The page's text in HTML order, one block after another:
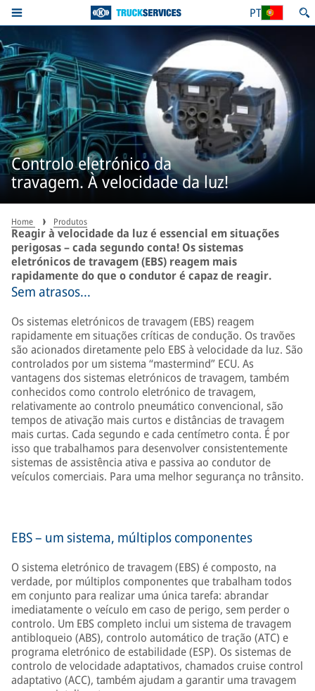
PT
Controlo eletrónico da
travagem. À velocidade da luz!
Home Produtos
Reagir à velocidade da luz é essencial em situações
perigosas – cada segundo conta! Os sistemas
eletrónicos de travagem (EBS) reagem mais
rapidamente do que o condutor é capaz de reagir.
Sem atrasos...
Os sistemas eletrónicos de travagem (EBS) reagem
rapidamente em situações críticas de condução. Os travões
são acionados diretamente pelo EBS à velocidade da luz. São
controlados por um sistema “mastermind” ECU. As
vantagens dos sistemas eletrónicos de travagem, também
conhecidos como controlo eletrónico de travagem,
relativamente ao controlo pneumático convencional, são
tempos de ativação mais curtos e distâncias de travagem
mais curtas. Cada segundo e cada centímetro conta. É por
isso que trabalhamos para desenvolver consistentemente
sistemas de assistência ativa e passiva ao condutor de
veículos comerciais. Para uma melhor segurança no trânsito.
EBS – um sistema, múltiplos componentes
O sistema eletrónico de travagem (EBS) é composto, na
verdade, por múltiplos componentes que trabalham todos
em conjunto para realizar uma única tarefa: abrandar
imediatamente o veículo em caso de perigo, sem perder o
controlo. Um EBS completo inclui um sistema de travagem
antibloqueio (ABS), controlo automático de tração (ATC) e
programa eletrónico de estabilidade (ESP). Os sistemas de
controlo de velocidade adaptativos, chamados cruise control
adaptativo (ACC), também ajudam a garantir uma travagem